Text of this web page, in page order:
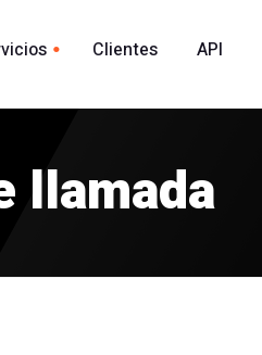
Clientes API
llamada